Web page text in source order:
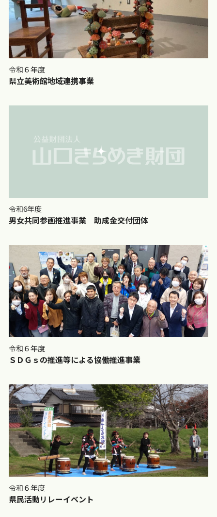
県立美術館地域連携事業
令和６年度
男女共同参画推進事業 助成金交付団体
令和6年度
ＳＤＧｓの推進等による協働推進事業
令和６年度
県民活動リレーイベント
令和６年度